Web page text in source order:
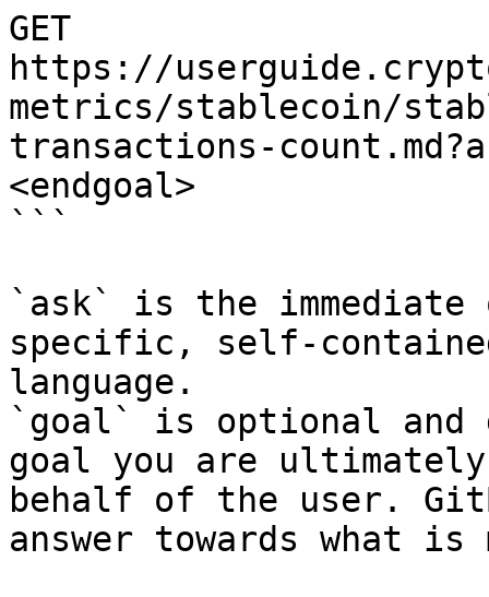
GET
https://
metrics/stablecoin/
transactions-
<endgoal>
```
`ask` is the
specific, self-
language.
`goal` is optional and
goal you are
behalf of the user.
answer towards what